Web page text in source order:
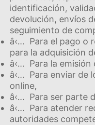
identificación,
devolución, enví­os
seguimiento de
â‹… Para el pago o
para la adquisición
â‹… Para la emisión
â‹… Para enviar de
online,
â‹… Para ser parte
â‹… Para atender
autoridades